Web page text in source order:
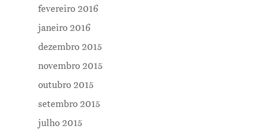
fevereiro 2016
janeiro 2016
dezembro 2015
novembro 2015
outubro 2015
setembro 2015
julho 2015